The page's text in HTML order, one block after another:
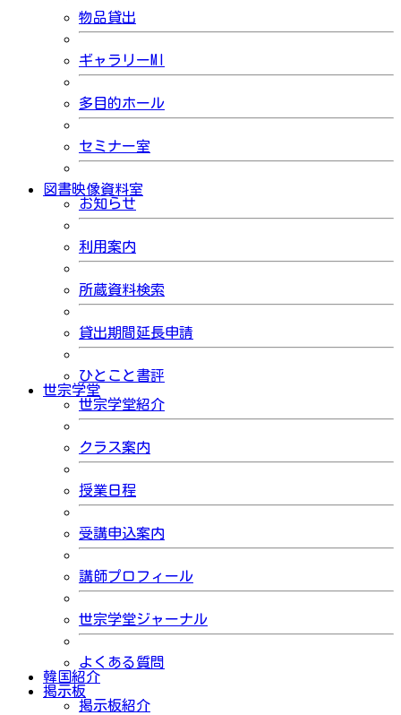
物品貸出
ギャラリーMI
多目的ホール
セミナー室
図書映像資料室
お知らせ
利用案内
所蔵資料検索
貸出期間延長申請
ひとこと書評
世宗学堂
世宗学堂紹介
クラス案内
授業日程
受講申込案内
講師プロフィール
世宗学堂ジャーナル
よくある質問
韓国紹介
掲示板
掲示板紹介